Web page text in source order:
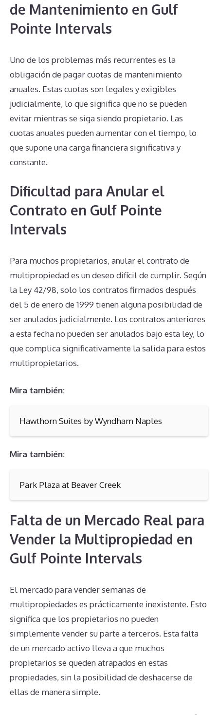
de Mantenimiento en Gulf
Pointe Intervals
Uno de los problemas más recurrentes es la
obligación de pagar cuotas de mantenimiento
anuales. Estas cuotas son legales y exigibles
judicialmente, lo que significa que no se pueden
evitar mientras se siga siendo propietario. Las
cuotas anuales pueden aumentar con el tiempo, lo
que supone una carga financiera significativa y
constante.
Dificultad para Anular el
Contrato en Gulf Pointe
Intervals
Para muchos propietarios, anular el contrato de
multipropiedad es un deseo difícil de cumplir. Según
la Ley 42/98, solo los contratos firmados después
del 5 de enero de 1999 tienen alguna posibilidad de
ser anulados judicialmente. Los contratos anteriores
a esta fecha no pueden ser anulados bajo esta ley, lo
que complica significativamente la salida para estos
multipropietarios.
Mira también:
Hawthorn Suites by Wyndham Naples
Mira también:
Park Plaza at Beaver Creek
Falta de un Mercado Real para
Vender la Multipropiedad en
Gulf Pointe Intervals
El mercado para vender semanas de
multipropiedades es prácticamente inexistente. Esto
significa que los propietarios no pueden
simplemente vender su parte a terceros. Esta falta
de un mercado activo lleva a que muchos
propietarios se queden atrapados en estas
propiedades, sin la posibilidad de deshacerse de
ellas de manera simple.